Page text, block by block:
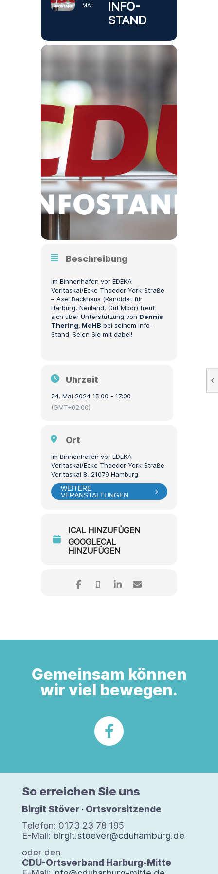
MAI
INFO-
STAND
Beschreibung
Im Binnenhafen vor EDEKA
Veritaskai/Ecke Thoedor-York-Straße
– Axel Backhaus (Kandidat für
Harburg, Neuland, Gut Moor) freut
sich über Unterstützung von Dennis
Thering, MdHB bei seinem Info-
Stand. Seien Sie mit dabei!
Uhrzeit
24. Mai 2024 15:00 - 17:00
(GMT+02:00)
Ort
Im Binnenhafen vor EDEKA
Veritaskai/Ecke Thoedor-York-Straße
Veritaskai 8, 21079 Hamburg
WEITERE
VERANSTALTUNGEN
ICAL HINZUFÜGEN
GOOGLECAL
HINZUFÜGEN
Gemeinsam können
wir viel bewegen.
So errei­chen Sie uns
Bir­git Stö­ver · Orts­vor­sit­zende
Tele­fon: 0173 23 78 195
E-Mail: birgit.stoever@cduhamburg.de
oder den
CDU-Orts­ver­band Harburg-​Mitte